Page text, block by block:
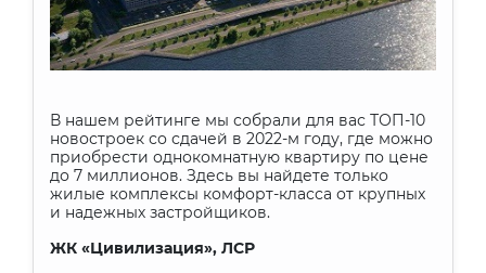
В нашем рейтинге мы собрали для вас ТОП-10
новостроек со сдачей в 2022-м году, где можно
приобрести однокомнатную квартиру по цене
до 7 миллионов. Здесь вы найдете только
жилые комплексы комфорт-класса от крупных
и надежных застройщиков.
ЖК «Цивилизация», ЛСР